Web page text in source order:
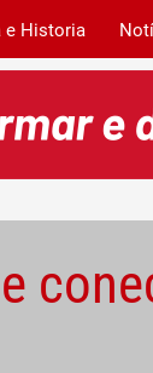
e Historia